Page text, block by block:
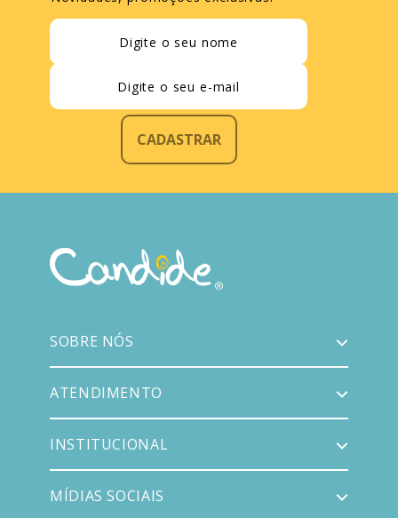
CADASTRAR
SOBRE NÓS
ATENDIMENTO
INSTITUCIONAL
MÍDIAS SOCIAIS